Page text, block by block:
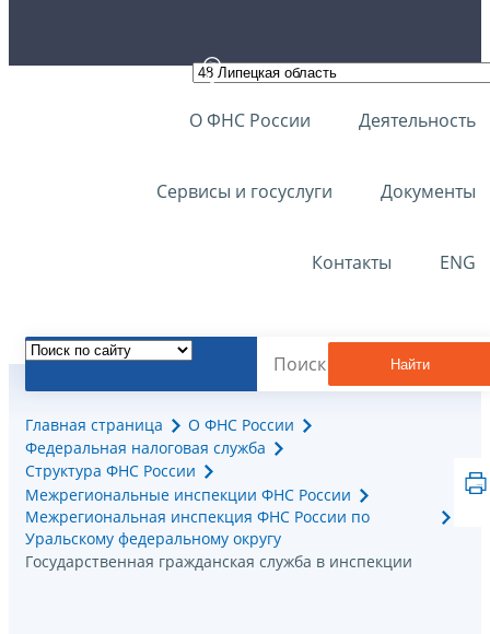
О ФНС России Деятельность
Сервисы и госуслуги Документы
Контакты ENG
Найти
Главная страница
О ФНС России
Федеральная налоговая служба
Структура ФНС России
Межрегиональные инспекции ФНС России
Межрегиональная инспекция ФНС России по
Уральскому федеральному округу
Государственная гражданская служба в инспекции